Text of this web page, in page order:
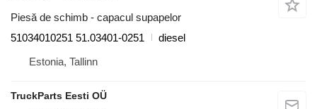
Piesă de schimb - capacul supapelor
51034010251 51.03401-0251
diesel
Estonia, Tallinn
TruckParts Eesti OÜ